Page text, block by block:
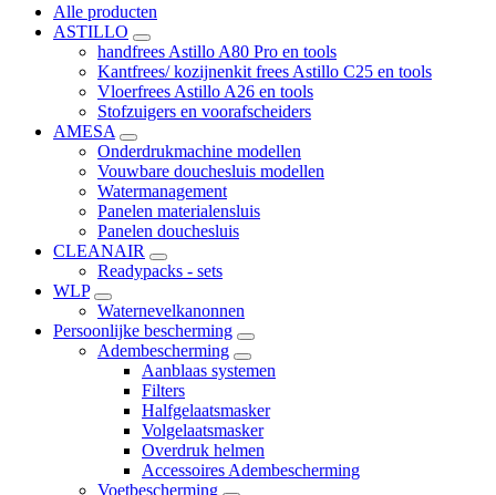
Alle producten
ASTILLO
handfrees Astillo A80 Pro en tools
Kantfrees/ kozijnenkit frees Astillo C25 en tools
Vloerfrees Astillo A26 en tools
Stofzuigers en voorafscheiders
AMESA
Onderdrukmachine modellen
Vouwbare douchesluis modellen
Watermanagement
Panelen materialensluis
Panelen douchesluis
CLEANAIR
Readypacks - sets
WLP
Waternevelkanonnen
Persoonlijke bescherming
Adembescherming
Aanblaas systemen
Filters
Halfgelaatsmasker
Volgelaatsmasker
Overdruk helmen
Accessoires Adembescherming
Voetbescherming